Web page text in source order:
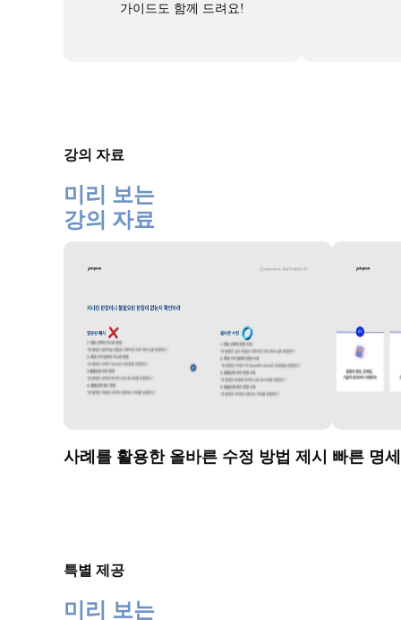
가이드도 함께 드려요!
강의 자료
미리 보는
강의 자료
사례를 활용한 올바른 수정 방법 제시 빠른 명
특별 제공
미리 보는